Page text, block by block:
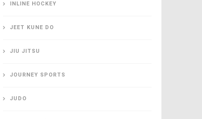
INLINE HOCKEY
JEET KUNE DO
JIU JITSU
JOURNEY SPORTS
JUDO